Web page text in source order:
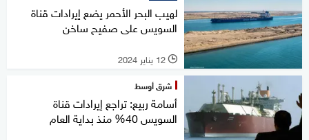
لهيب البحر الأحمر يضع إيرادات قناة
السويس على صفيح ساخن
l 12 يناير 2024
شرق أوسط
أسامة ربيع: تراجع إيرادات قناة
السويس 40% منذ بداية العام